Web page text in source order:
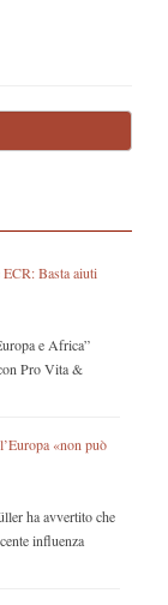
Basta aiuti
e Africa”
Pro Vita &
«non può
ha avvertito che
influenza